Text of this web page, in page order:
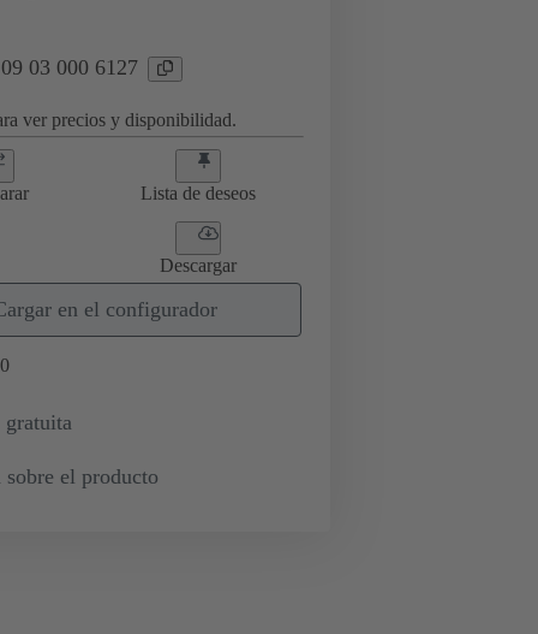
03 000 6127
ver precios y disponibilidad.
Lista de deseos
Descargar
en el configurador
0
gratuita
sobre el producto